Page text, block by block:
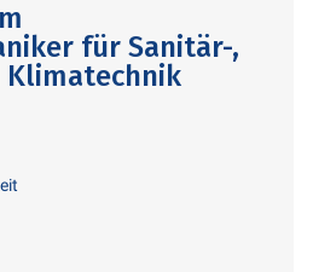
für Sanitär-,
Klimatechnik